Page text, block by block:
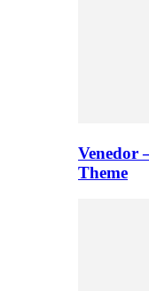
Venedor
Theme